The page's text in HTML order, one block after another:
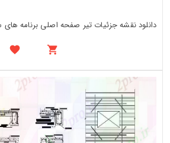
دانلود نقشه جزئیات تیر صفحه اصلی برنامه های